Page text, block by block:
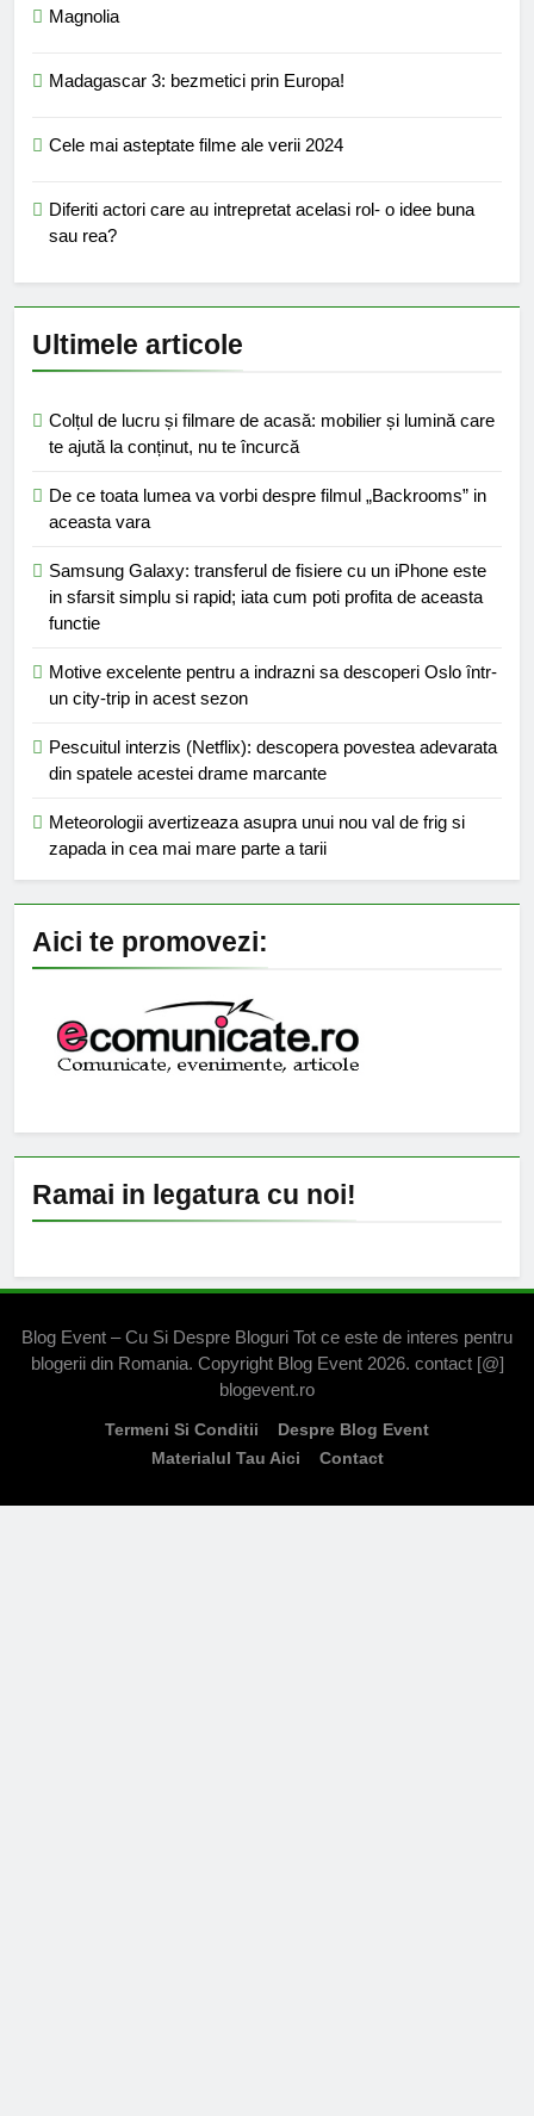
Magnolia
Madagascar 3: bezmetici prin Europa!
Cele mai asteptate filme ale verii 2024
Diferiti actori care au intrepretat acelasi rol- o idee buna
sau rea?
Ultimele articole
Colțul de lucru și filmare de acasă: mobilier și lumină care
te ajută la conținut, nu te încurcă
De ce toata lumea va vorbi despre filmul „Backrooms” in
aceasta vara
Samsung Galaxy: transferul de fisiere cu un iPhone este
in sfarsit simplu si rapid; iata cum poti profita de aceasta
functie
Motive excelente pentru a indrazni sa descoperi Oslo într-
un city-trip in acest sezon
Pescuitul interzis (Netflix): descopera povestea adevarata
din spatele acestei drame marcante
Meteorologii avertizeaza asupra unui nou val de frig si
zapada in cea mai mare parte a tarii
Aici te promovezi:
Ramai in legatura cu noi!
Blog Event – Cu Si Despre Bloguri Tot ce este de interes pentru
blogerii din Romania. Copyright Blog Event 2026. contact [@]
blogevent.ro
Termeni Si Conditii
Despre Blog Event
Materialul Tau Aici
Contact